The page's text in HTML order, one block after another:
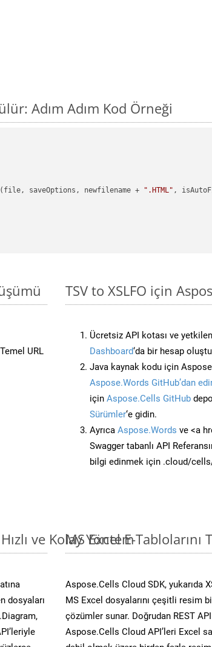
Adım Adım Kod Örneği
saveOptions, newfilename +
".HTML" ,
URL
TSV to XSLFO için
Ücretsiz API kotası ve
Dashboard‘da bir hesap
Java kaynak kodu için
Aspose.Words GitHub’dan
için Aspose.Cells GitHub
Sürümler‘e gidin.
Ayrıca Aspose.Words ve <a
Swagger tabanlı API
bilgi edinmek için .cloud/
ve Kolay Yöntem
dosyaları
MS Excel E-
Aspose.Cells Cloud SDK, yukarıda
MS Excel dosyalarını çeşitli resim
çözümler sunar. Doğrudan REST API
Aspose.Cells Cloud API’leri Excel